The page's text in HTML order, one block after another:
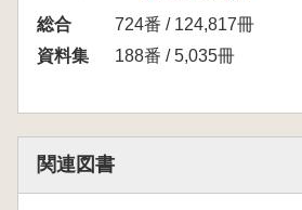
考古学的な調査成果から得られ
周辺の客観的事実、中世考古資
等の検討等、各地に適した一様
往時の歴史景観の復元を試みま
総合
724番 / 124,817冊
資料集
188番 / 5,035冊
関連図書